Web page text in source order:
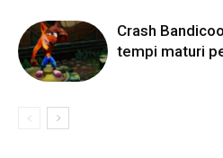
Crash
tempi maturi